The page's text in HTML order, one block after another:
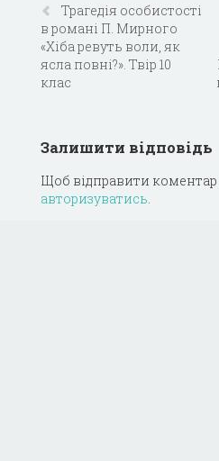
Трагедія особистості
в романі П. Мирного
«Хіба ревуть воли, як
ясла повні?». Твір 10
клас
Залишити відповідь
Щоб відправити
авторизуватись.